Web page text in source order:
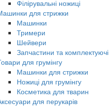
Філірувальні ножиці
для стрижки
Машинки
Тримери
Шейвери
Запчастини та комплектуючі
для грумінгу
Машинки для стрижки
Ножиці для грумінгу
Косметика для тварин
для перукарів